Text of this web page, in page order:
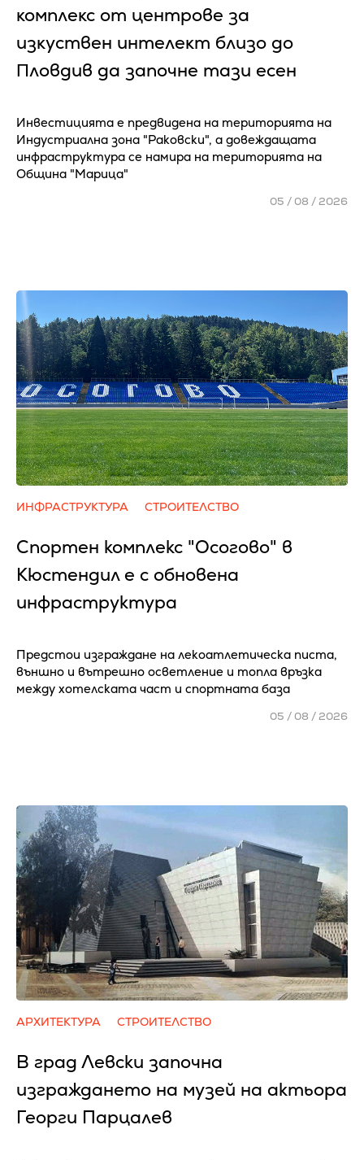
ĸoмплeĸc oт цeнтpoвe зa
изĸycтвeн интeлeĸт близo дo
Πлoвдив да зaпoчнe тaзи eceн
Инвестицията е предвидена на територията на
Индустриална зона "Раковски", а довеждащата
инфраструктура се намира на територията на
Община "Марица"
05 / 08 / 2026
ИНФРАСТРУКТУРА СТРОИТЕЛСТВО
Спортен комплекс "Осогово" в
Кюстендил е с обновена
инфраструктура
Предстои изграждане на лекоатлетическа писта,
външно и вътрешно осветление и топла връзка
между хотелската част и спортната база
05 / 08 / 2026
АРХИТЕКТУРА СТРОИТЕЛСТВО
В град Левски започна
изграждането на музей на актьора
Георги Парцалев